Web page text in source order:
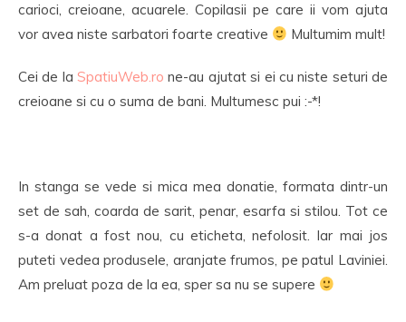
carioci, creioane, acuarele. Copilasii pe care ii vom ajuta
vor avea niste sarbatori foarte creative
Multumim mult!
Cei de laSpatiuWeb.ro ne-au ajutat si ei cu niste seturi de
creioane si cu o suma de bani. Multumesc pui :-*!
In stanga se vede si mica mea donatie, formata dintr-un
set de sah, coarda de sarit, penar, esarfa si stilou. Tot ce
s-a donat a fost nou, cu eticheta, nefolosit. Iar mai jos
puteti vedea produsele, aranjate frumos, pe patul Laviniei.
Am preluat poza de la ea, sper sa nu se supere